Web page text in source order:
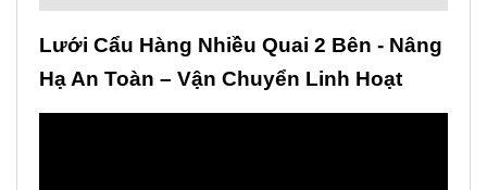
Lưới Cẩu Hàng Nhiều Quai 2 Bên - Nâng
Hạ An Toàn – Vận Chuyển Linh Hoạt